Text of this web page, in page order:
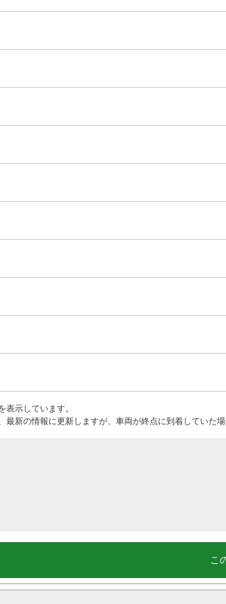
表示しています。
最新の情報に更新しますが、車両が終点に到着していた
こ